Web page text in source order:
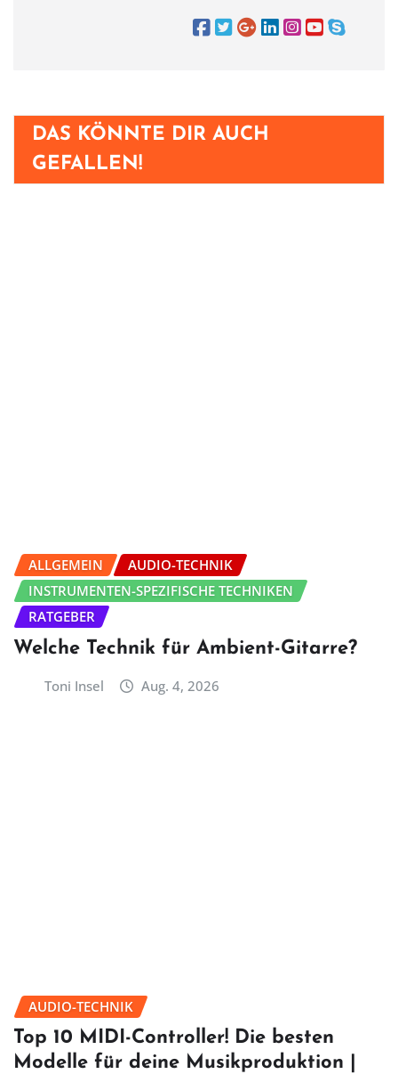
DAS KÖNNTE DIR AUCH
GEFALLEN!
ALLGEMEIN
AUDIO-TECHNIK
INSTRUMENTEN-SPEZIFISCHE TECHNIKEN
RATGEBER
Welche Technik für Ambient-Gitarre?
Toni Insel Aug. 4, 2026
AUDIO-TECHNIK
Top 10 MIDI-Controller! Die besten
Modelle für deine Musikproduktion |